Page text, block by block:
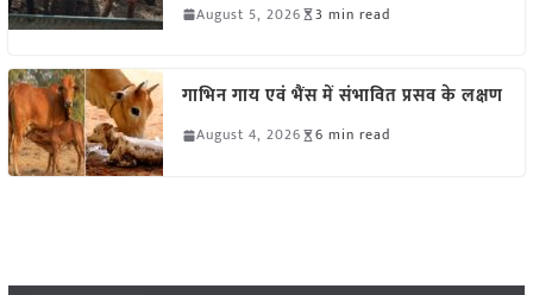
August 5, 2026 3 min read
गाभिन गाय एवं भैंस में संभावित प्रसव के लक्षण
August 4, 2026 6 min read